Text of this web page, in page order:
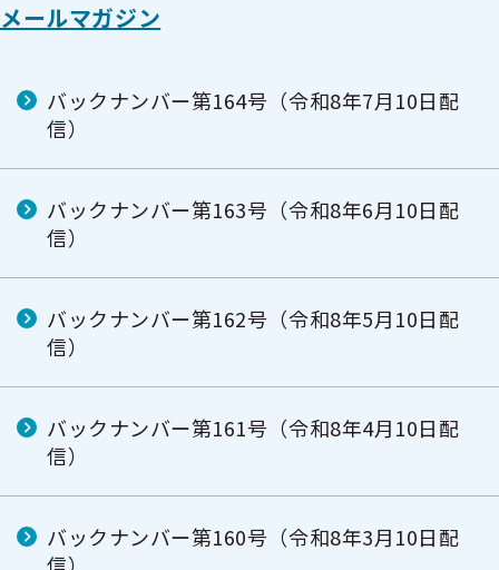
メールマガジン
バックナンバー第164号（令和8年7月10日配
信）
バックナンバー第163号（令和8年6月10日配
信）
バックナンバー第162号（令和8年5月10日配
信）
バックナンバー第161号（令和8年4月10日配
信）
バックナンバー第160号（令和8年3月10日配